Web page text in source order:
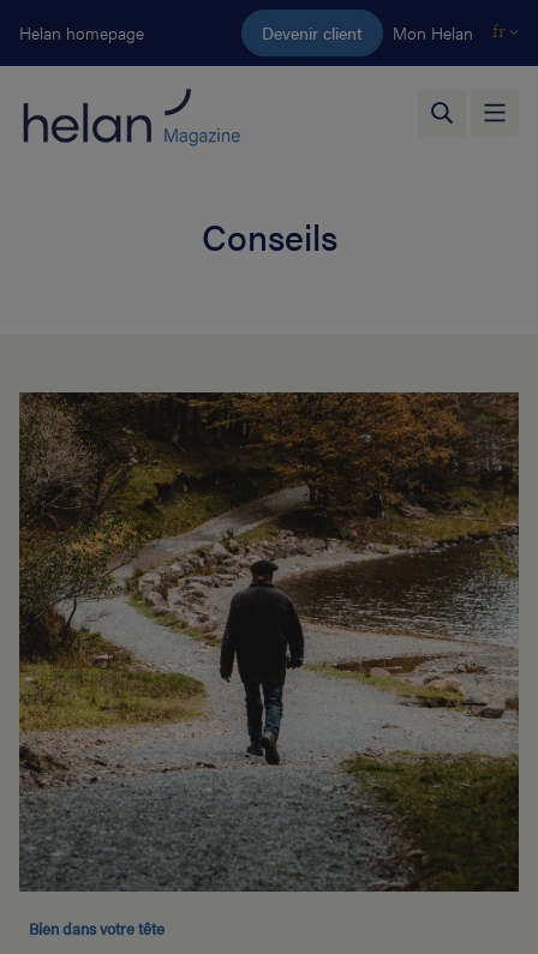
Aller au contenu principal
Helan homepage Devenir client Mon Helan fr
Conseils
Bien dans votre tête